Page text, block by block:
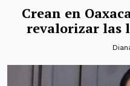
Crean en
revalorizar las